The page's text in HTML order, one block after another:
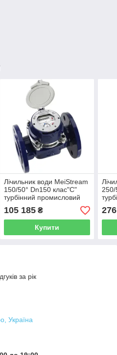
Лічильник води MeiStream
150/50° Dn150 клас"С"
турбінний промисловий
SENSUS (Німеччина)
105 185₴
Купити
250/
за рік
Україна